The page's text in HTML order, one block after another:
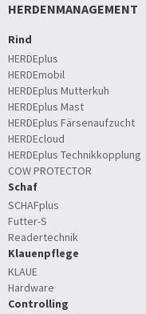
HERDENMANAGEMENT
Rind
HERDEplus
HERDEmobil
HERDEplus Mutterkuh
HERDEplus Mast
HERDEplus Färsenaufzucht
HERDEcloud
HERDEplus Technikkopplung
COW PROTECTOR
Schaf
SCHAFplus
Futter-S
Readertechnik
Klauenpflege
KLAUE
Hardware
Controlling